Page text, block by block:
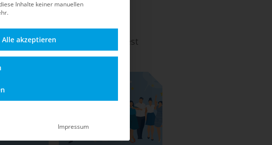
nach dem EOL und Best
End-of-Life.
Inhalte keiner manuellen
Alle akzeptieren
Impressum